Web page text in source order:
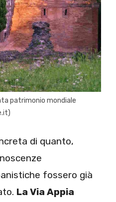
patrimonio mondiale
di quanto,
fossero già
La Via Appia